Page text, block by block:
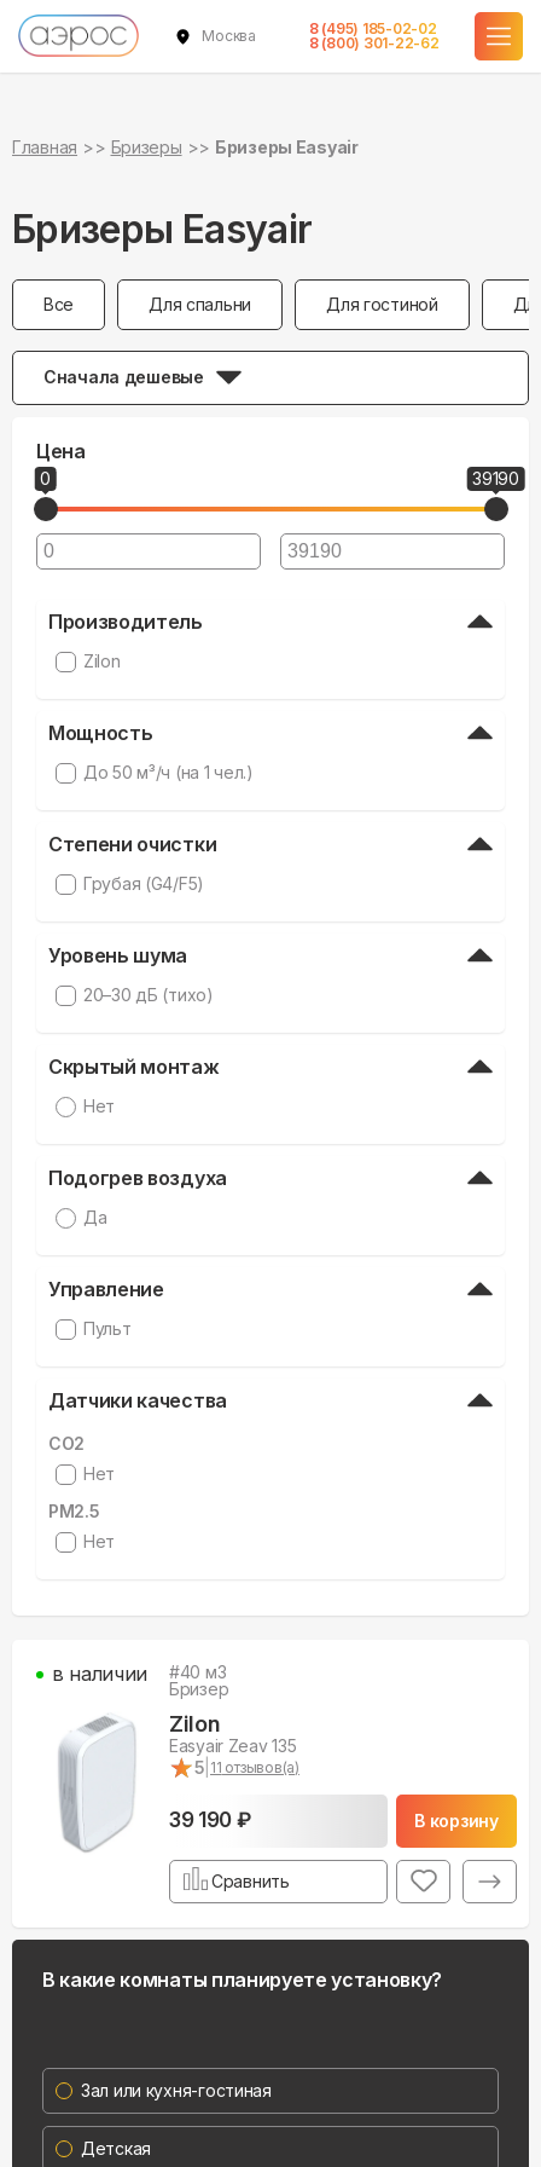
Москва
8 (495) 185-02-02
8 (800) 301-22-62
Главная Бризеры Бризеры Easyair
Бризеры Easyair
Все Для спальни Для гостиной
Сначала дешевые
Цена
0 39190
Производитель
Zilon
Мощность
До 50 м³/ч (на 1 чел.)
Степени очистки
Грубая (G4/F5)
Уровень шума
20–30 дБ (тихо)
Скрытый монтаж
Нет
Подогрев воздуха
Да
Управление
Пульт
Датчики качества
CO2
Нет
PM2.5
Нет
#40 м3
Бризер
Zilon
Easyair Zeav 135
★
★5 11 отзывов(а)
39 190 ₽ В корзину
в наличии
Сравнить
В какие комнаты планируете установку?
Зал или кухня-гостиная
Детская